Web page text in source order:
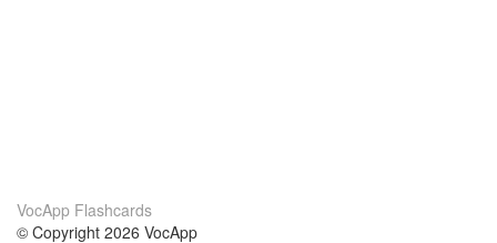
VocApp Flashcards
© Copyright 2026 VocApp